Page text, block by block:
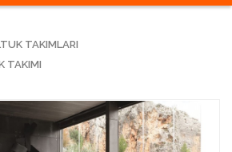
-
TAKIMLARI
TAKIMI